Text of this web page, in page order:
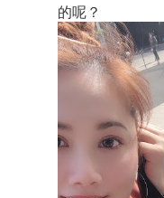
的呢？